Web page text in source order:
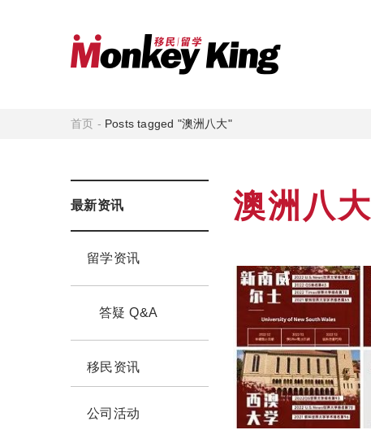
首页 - Posts tagged "澳洲八大"
最新资讯
留学资讯
答疑 Q&A
移民资讯
公司活动
澳洲八大